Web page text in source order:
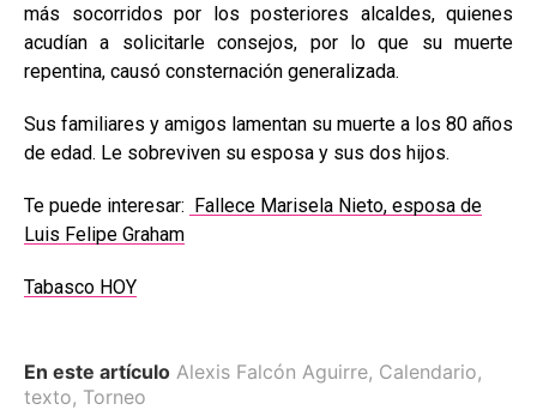
más socorridos por los posteriores alcaldes, quienes
acudían a solicitarle consejos, por lo que su muerte
repentina, causó consternación generalizada.
Sus familiares y amigos lamentan su muerte a los 80 años
de edad. Le sobreviven su esposa y sus dos hijos.
Te puede interesar: Fallece Marisela Nieto, esposa de
Luis Felipe Graham
Tabasco HOY
En este artículo Alexis Falcón Aguirre, Calendario,
texto, Torneo